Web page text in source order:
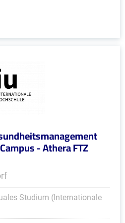
- Athera FTZ
Studium (Internationale